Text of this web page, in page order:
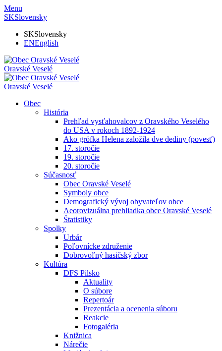
Menu
SKSlovensky
SKSlovensky
ENEnglish
Oravské Veselé
Oravské Veselé
Obec
História
Prehľad vysťahovalcov z Oravského Veselého
do USA v rokoch 1892-1924
Ako grófka Helena založila dve dediny (povesť)
17. storočie
19. storočie
20. storočie
Súčasnosť
Obec Oravské Veselé
Symboly obce
Demografický vývoj obyvateľov obce
Aeorovizuálna prehliadka obce Oravské Veselé
Štatistiky
Spolky
Urbár
Poľovnícke združenie
Dobrovoľný hasičský zbor
Kultúra
DFS Pilsko
Aktuality
O súbore
Repertoár
Prezentácia a ocenenia súboru
Reakcie
Fotogaléria
Knižnica
Nárečie